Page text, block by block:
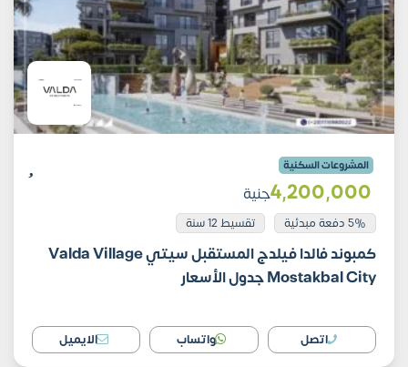
المشروعات السكنية
4٬200٬000جنية
5% دفعة مبدئية تقسيط 12 سنة
كمبوند فالدا فيلدج المستقبل سيتي Valda Village
Mostakbal City جدول الأسعار
اتصل واتساب الايميل